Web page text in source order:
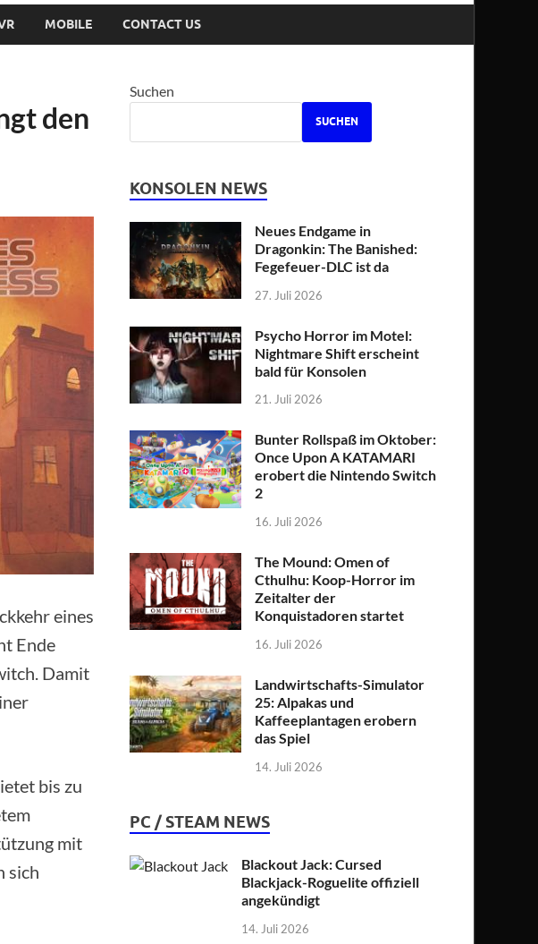
MOBILE CONTACT US
den
eines
Ende
Damit
bis zu
mit
sich
Suchen
SUCHEN
KONSOLEN NEWS
Neues Endgame in
Dragonkin: The Banished:
Fegefeuer-DLC ist da
27. Juli 2026
Psycho Horror im Motel:
Nightmare Shift erscheint
bald für Konsolen
21. Juli 2026
Bunter Rollspaß im Oktober:
Once Upon A KATAMARI
erobert die Nintendo Switch
2
16. Juli 2026
The Mound: Omen of
Cthulhu: Koop-Horror im
Zeitalter der
Konquistadoren startet
16. Juli 2026
Landwirtschafts-Simulator
25: Alpakas und
Kaffeeplantagen erobern
das Spiel
14. Juli 2026
PC / STEAM NEWS
Blackout Jack: Cursed
Blackjack-Roguelite offiziell
angekündigt
14. Juli 2026